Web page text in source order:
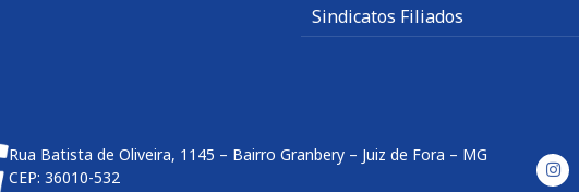
Sindicatos Filiados
Rua Batista de Oliveira, 1145 – Bairro Granbery – Juiz de Fora – MG
CEP: 36010-532